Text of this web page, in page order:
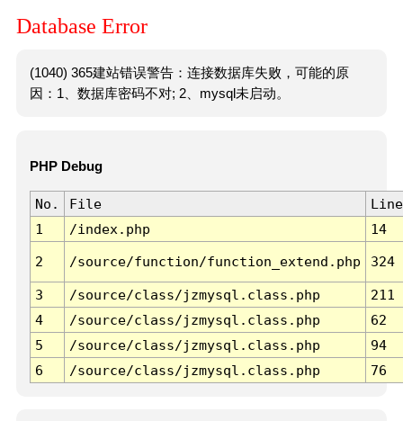
Database Error
(1040) 365建站错误警告：连接数据库失败，可能的原
因：1、数据库密码不对; 2、mysql未启动。
PHP Debug
No. File
Line
1
/index.php 14
2 /source/function/function_extend.php 324
3 /source/class/jzmysql.class.php
211
4
/source/class/jzmysql.class.php
62
5
/source/class/jzmysql.class.php
94
6
/source/class/jzmysql.class.php 76